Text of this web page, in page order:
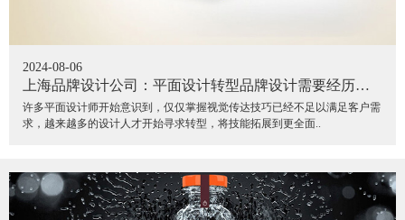
2024-08-06
上海品牌设计公司：平面设计转型品牌设计需要经历哪
些？
许多平面设计师开始意识到，仅仅掌握视觉传达技巧已经不足以满足客户需
求，越来越多的设计人才开始寻求转型，将技能拓展到更全面..